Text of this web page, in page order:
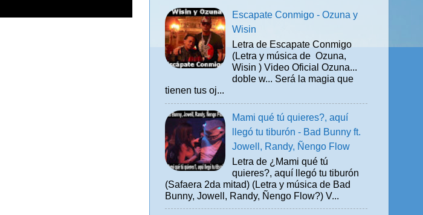
Escapate Conmigo - Ozuna y
Wisin
Letra de Escapate Conmigo
(Letra y música de Ozuna,
Wisin ) Video Oficial Ozuna...
doble w... Será la magia que
tienen tus oj...
Mami qué tú quieres?, aquí
llegó tu tiburón - Bad Bunny ft.
Jowell, Randy, Ñengo Flow
Letra de ¿Mami qué tú
quieres?, aquí llegó tu tiburón
(Safaera 2da mitad) (Letra y música de Bad
Bunny, Jowell, Randy, Ñengo Flow?) V...